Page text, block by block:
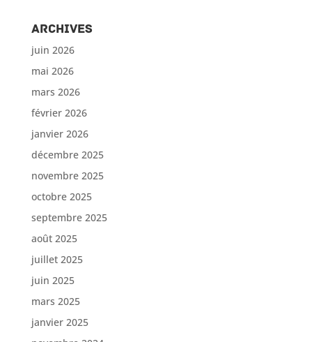
Archives
juin 2026
mai 2026
mars 2026
février 2026
janvier 2026
décembre 2025
novembre 2025
octobre 2025
septembre 2025
août 2025
juillet 2025
juin 2025
mars 2025
janvier 2025